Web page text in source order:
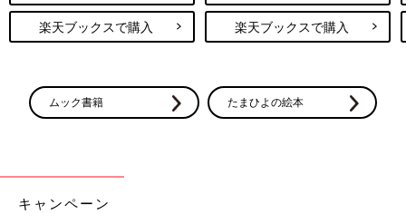
楽天ブックスで購入 楽天ブックスで購入
ムック書籍 たまひよの絵本
キャンペーン